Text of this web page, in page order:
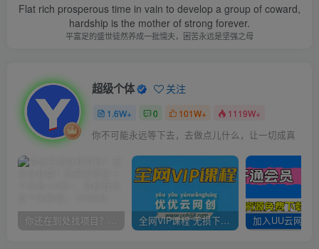
Flat rich prosperous time in vain to develop a group of coward,
hardship is the mother of strong forever.
平富足的盛世徒然养成一批懦夫，困苦永远是坚强之母
超级个体 关注
1.6W+ 0 101W+ 1119W+
你不可能永远等下去，去做点儿什么，让一切成真
你还在到处找项目？还在当韭菜？我靠卖项目一个月收入5万+，曾经我也是个失败者。 全网VIP课程 无损下载~